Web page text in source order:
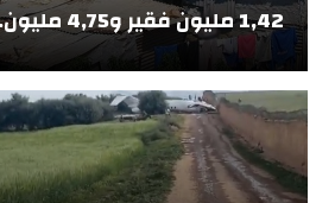
1,42 مليون فقير و4,75 مليون..